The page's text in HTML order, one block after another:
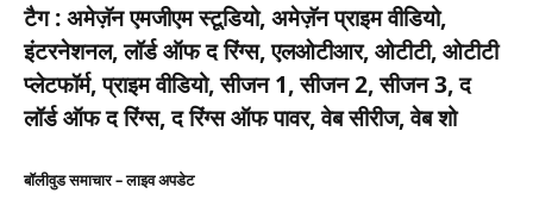
टैग :अमेज़ॅन एमजीएम स्टूडियो, अमेज़ॅन प्राइम वीडियो,
इंटरनेशनल, लॉर्ड ऑफ द रिंग्स, एलओटीआर, ओटीटी, ओटीटी
प्लेटफॉर्म, प्राइम वीडियो, सीजन 1, सीजन 2, सीजन 3, द
लॉर्ड ऑफ द रिंग्स, द रिंग्स ऑफ पावर, वेब सीरीज, वेब शो
बॉलीवुड समाचार – लाइव अपडेट